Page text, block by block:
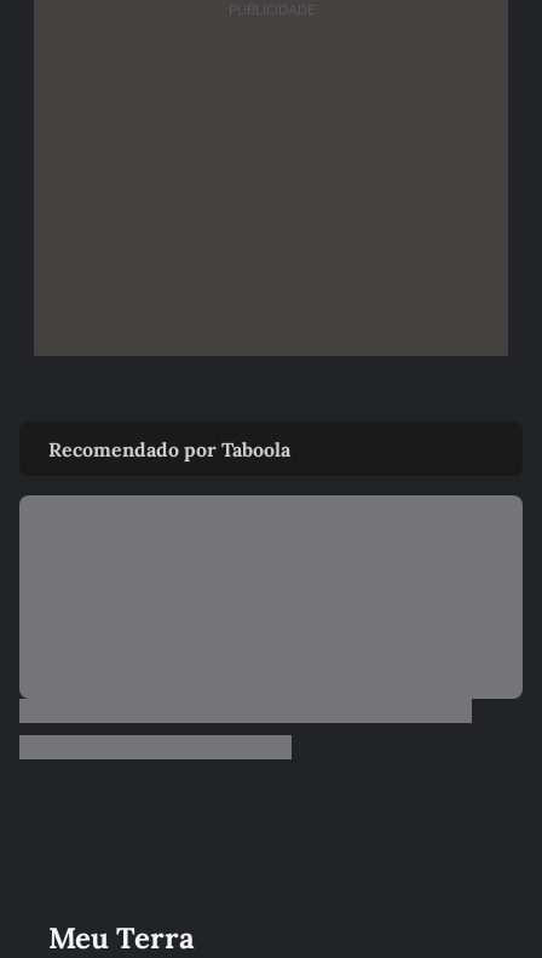
PUBLICIDADE
Recomendado por Taboola
Meu Terra